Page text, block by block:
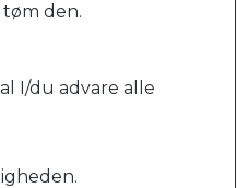
den.
I/du advare alle